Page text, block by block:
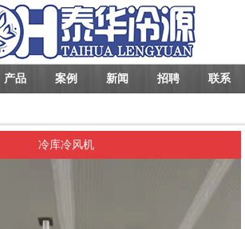
产品 案例 新闻 招聘 联系
冷库冷风机